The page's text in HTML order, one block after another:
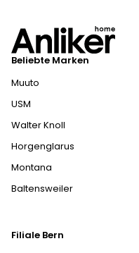
Beliebte Marken
Muuto
USM
Walter Knoll
Horgenglarus
Montana
Baltensweiler
Filiale Bern